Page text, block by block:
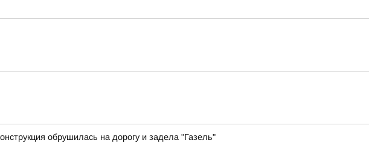
обрушилась на дорогу и задела "Газель"